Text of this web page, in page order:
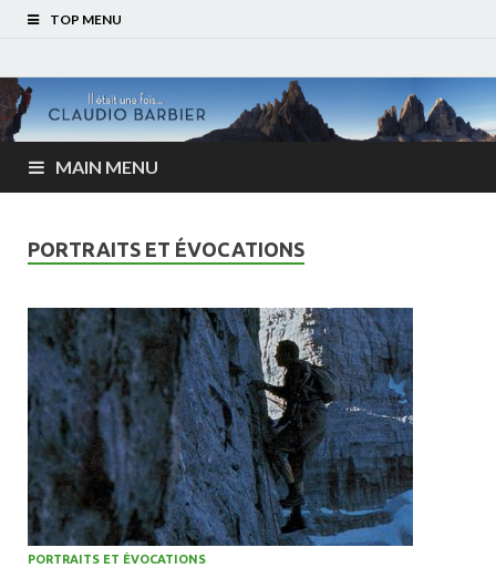
TOP MENU
MAIN MENU
PORTRAITS ET ÉVOCATIONS
PORTRAITS ET ÉVOCATIONS